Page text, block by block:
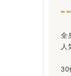
全
人
30